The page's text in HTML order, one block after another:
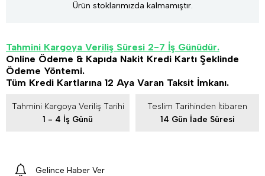
Ürün stoklarımızda kalmamıştır.
Tahmini Kargoya Veriliş Süresi 2-7 İş Günüdür.
Online Ödeme & Kapıda Nakit Kredi Kartı Şeklinde
Ödeme Yöntemi.
Tüm Kredi Kartlarına 12 Aya Varan Taksit İmkanı.
Tahmini Kargoya Veriliş Tarihi
1 - 4 İş Günü
Teslim Tarihinden İtibaren
14 Gün İade Süresi
Gelince Haber Ver